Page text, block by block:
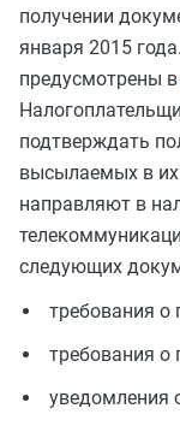
получении
января 2015
предусмотрены в
подтверждать
высылаемых в
направляют в
следующих
требования о
требования о
уведомления